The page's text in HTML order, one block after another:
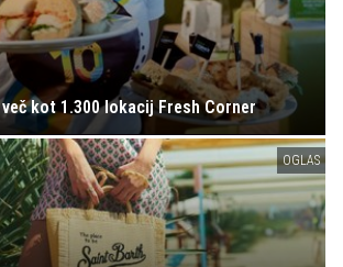
kot 1.300 lokacij Fresh Corner
OGLAS